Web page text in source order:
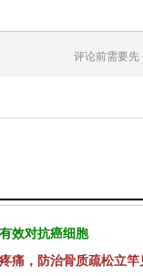
评论前需要先
效对抗癌细胞
痛，防治骨质疏松立竿